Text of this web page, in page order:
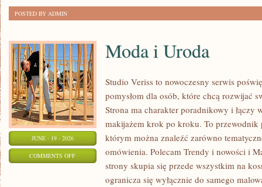
POSTED BY ADMIN
JUNE - 19 - 2026
COMMENTS OFFON
Moda i Uroda
Studio Veriss to nowoczesny serwis
pomysłom dla osób, które chcą rozwijać
Strona ma charakter poradnikowy i łączy
makijażem krok po kroku. To
którym można znaleźć zarówno
omówienia. Polecam Trendy i nowości i
strony skupia się przede wszystkim na
ogranicza się wyłącznie do samego